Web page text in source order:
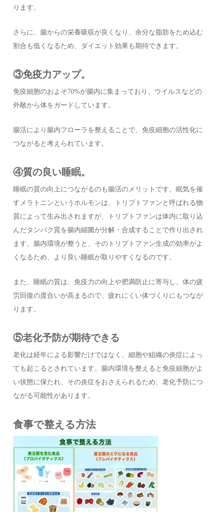
ります。
さらに、腸からの栄養吸収が良くなり、余分な脂肪をため込む
割合も低くなるため、ダイエット効果も期待できます。
③免疫力アップ。
免疫細胞のおよそ70%が腸内に集まっており、ウイルスなどの
外敵から体をガードしています。
腸活により腸内フローラを整えることで、免疫細胞の活性化に
つながると考えられています。
④質の良い睡眠。
睡眠の質の向上につながるのも腸活のメリットです。眠気を催
すメラトニンというホルモンは、トリプトファンと呼ばれる物
質によって生み出されますが、トリプトファンは体内に取り込
んだタンパク質を腸内細菌が分解・合成することで作り出され
ます。腸内環境が整うと、そのトリプトファン生成の効率がよ
くなるため、より良い睡眠が取りやすくなるのです。
また、睡眠の質は、免疫力の向上や肥満防止に寄与し、体の疲
労回復の度合いが高まるので、疲れにくい体づくりにもつなが
ります。
⑤老化予防が期待できる
老化は経年による影響だけではなく、細胞や組織の炎症によっ
ても起こるとされています。腸内環境を整えると免疫細胞がよ
い状態に保たれ、その炎症をおさえられるため、老化予防につ
ながる可能性があります。
食事で整える方法